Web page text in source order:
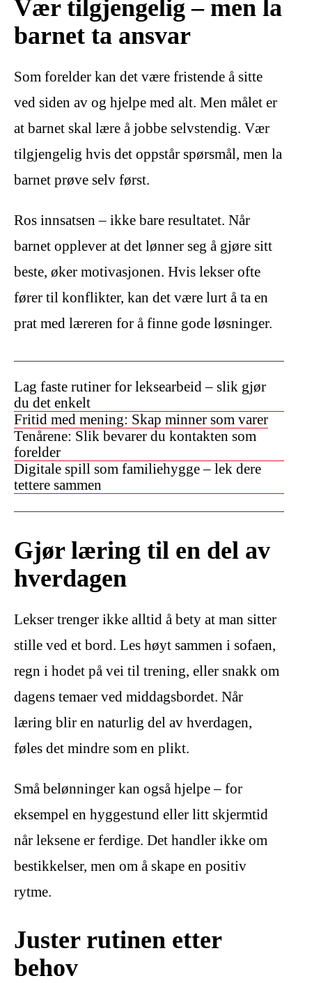
Vær tilgjengelig – men la
barnet ta ansvar
Som forelder kan det være fristende å sitte
ved siden av og hjelpe med alt. Men målet er
at barnet skal lære å jobbe selvstendig. Vær
tilgjengelig hvis det oppstår spørsmål, men la
barnet prøve selv først.
Ros innsatsen – ikke bare resultatet. Når
barnet opplever at det lønner seg å gjøre sitt
beste, øker motivasjonen. Hvis lekser ofte
fører til konflikter, kan det være lurt å ta en
prat med læreren for å finne gode løsninger.
Lag faste rutiner for leksearbeid – slik gjør
du det enkelt
Fritid med mening: Skap minner som varer
Tenårene: Slik bevarer du kontakten som
forelder
Digitale spill som familiehygge – lek dere
tettere sammen
Gjør læring til en del av
hverdagen
Lekser trenger ikke alltid å bety at man sitter
stille ved et bord. Les høyt sammen i sofaen,
regn i hodet på vei til trening, eller snakk om
dagens temaer ved middagsbordet. Når
læring blir en naturlig del av hverdagen,
føles det mindre som en plikt.
Små belønninger kan også hjelpe – for
eksempel en hyggestund eller litt skjermtid
når leksene er ferdige. Det handler ikke om
bestikkelser, men om å skape en positiv
rytme.
Juster rutinen etter
behov